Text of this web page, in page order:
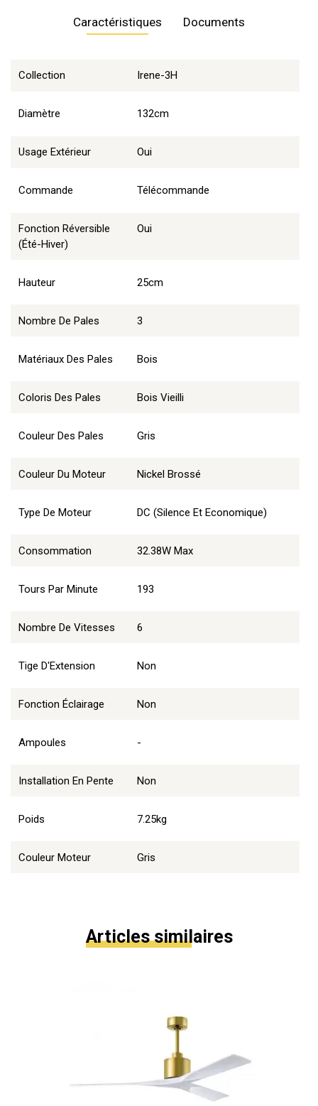
Caractéristiques
Collection Irene-3H
Diamètre 132cm
Usage Extérieur Oui
Commande Télécommande
Fonction Réversible
(été-Hiver)
Oui
Hauteur 25cm
Nombre De Pales 3
Matériaux Des Pales Bois
Coloris Des Pales Bois Vieilli
Couleur Des Pales Gris
Couleur Du Moteur Nickel Brossé
Type De Moteur DC (Silence Et Economique)
Consommation 32.38W Max
Tours Par Minute 193
Nombre De Vitesses 6
Tige D'Extension Non
Fonction Éclairage Non
Ampoules -
Installation En Pente Non
Poids 7.25kg
Couleur Moteur Gris
Documents
Articles similaires